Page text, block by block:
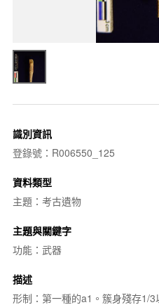
識別資訊
登錄號：R006550_125
資料類型
主題：考古遺物
主題與關鍵字
功能：武器
描述
形制：第一種的a1。簇身殘存1/3